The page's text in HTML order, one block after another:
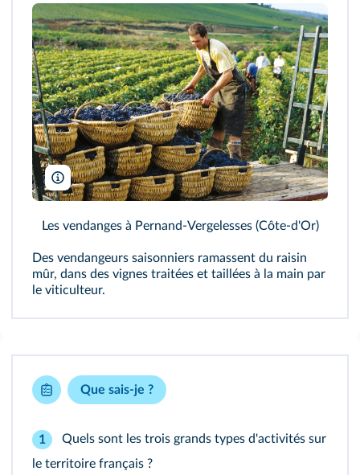
Stockfolio/Alamy
Les vendanges à Pernand-Vergelesses (Côte-d'Or)
Des vendangeurs saisonniers ramassent du raisin
mûr, dans des vignes traitées et taillées à la main par
le viticulteur.
Que sais-je ?
1
Quels sont les trois grands types d'activités sur
le territoire français ?